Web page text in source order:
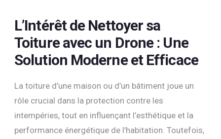
L’Intérêt de Nettoyer sa
Toiture avec un Drone : Une
Solution Moderne et Efficace
La toiture d’une maison ou d’un bâtiment joue un
rôle crucial dans la protection contre les
intempéries, tout en influençant l’esthétique et la
performance énergétique de l’habitation. Toutefois,